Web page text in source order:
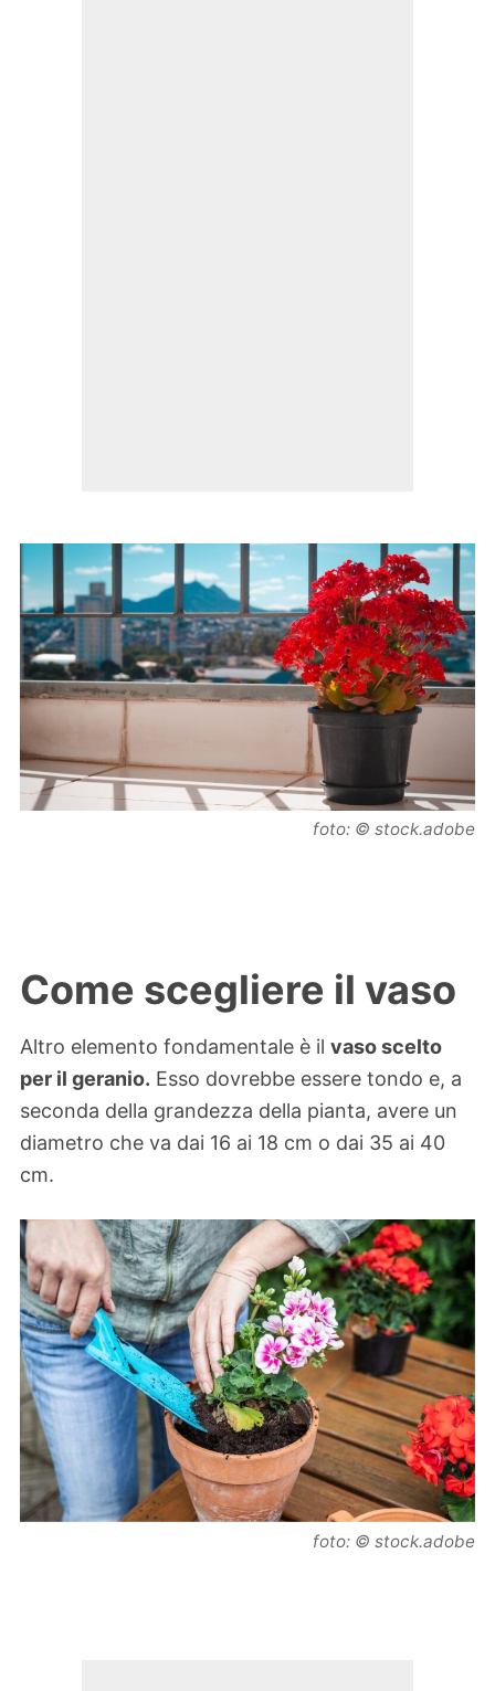
foto: © stock.adobe
Come scegliere il vaso
Altro elemento fondamentale è il vaso scelto
per il geranio. Esso dovrebbe essere tondo e, a
seconda della grandezza della pianta, avere un
diametro che va dai 16 ai 18 cm o dai 35 ai 40
cm.
foto: © stock.adobe